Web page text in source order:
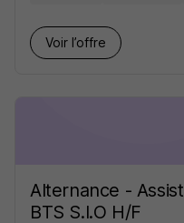
Voir l’offre
Alternance -
BTS S.I.O H/F